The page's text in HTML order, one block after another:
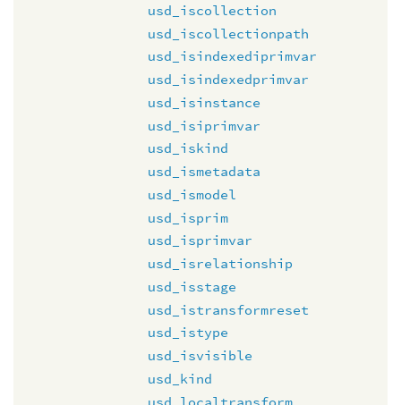
usd_iscollection
usd_iscollectionpath
usd_isindexediprimvar
usd_isindexedprimvar
usd_isinstance
usd_isiprimvar
usd_iskind
usd_ismetadata
usd_ismodel
usd_isprim
usd_isprimvar
usd_isrelationship
usd_isstage
usd_istransformreset
usd_istype
usd_isvisible
usd_kind
usd_localtransform